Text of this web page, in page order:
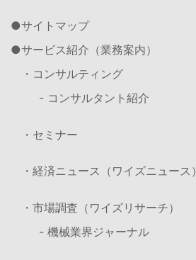
サイトマップ
サービス紹介（業務案内）
・コンサルティング
- コンサルタント紹介
・セミナー
・経済ニュース（ワイズニュース）
・市場調査（ワイズリサーチ）
- 機械業界ジャーナル